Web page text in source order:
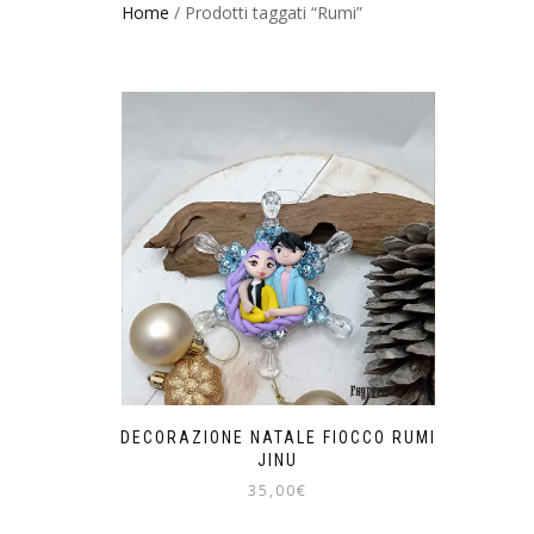
Home / Prodotti taggati “Rumi”
DECORAZIONE NATALE FIOCCO RUMI
JINU
35,00€